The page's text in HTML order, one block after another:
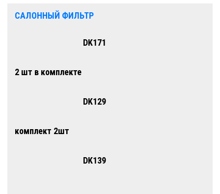
САЛОННЫЙ ФИЛЬТР
DK171
2 шт в комплекте
DK129
комплект 2шт
DK139